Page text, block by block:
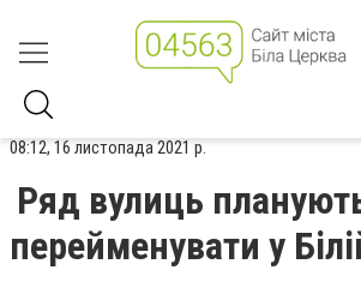
08:12, 16 листопада 2021 р.
Ряд вулиць
перейменувати у